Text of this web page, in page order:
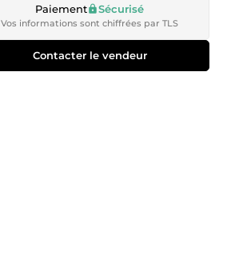
Paiement Sécurisé
Vos informations sont chiffrées par TLS
Contacter le vendeur